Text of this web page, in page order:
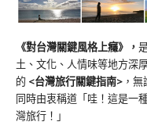
《對台灣關鍵風格上癮》 ，
土、文化、人情味等地方深
的 <台灣旅行關鍵指南> ，
同時由衷稱道「哇！這是一
灣旅行！」